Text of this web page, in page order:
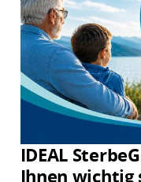
IDEAL
Ihnen wichtig